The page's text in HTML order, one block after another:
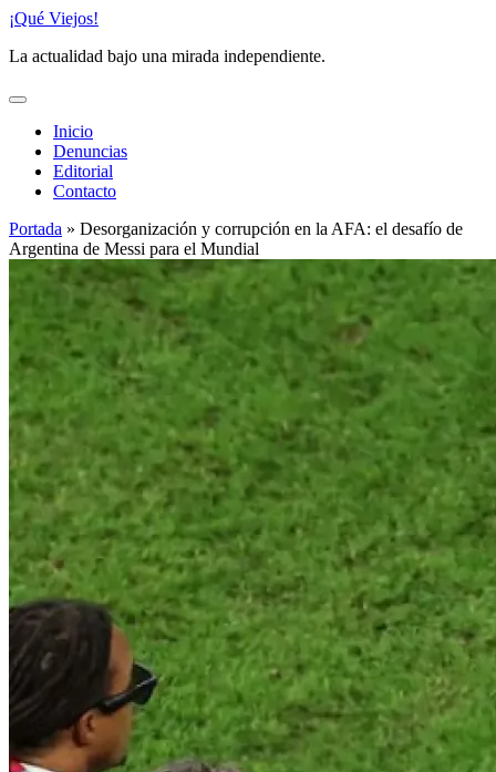
Saltar
contenido
¡Qué Viejos!
La actualidad bajo una mirada independiente.
Inicio
Denuncias
Editorial
Contacto
Portada » Desorganización y corrupción en la AFA: el desafío de
Argentina de Messi para el Mundial